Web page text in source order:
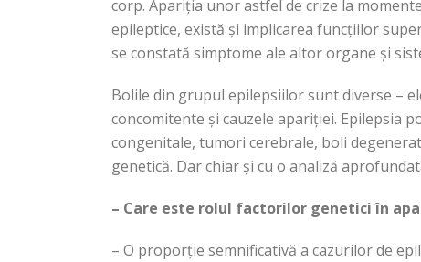
corp. Apariția unor astfel de crize la
epileptice, există și implicarea funcțiilor
se constată simptome ale altor organe și
Bolile din grupul epilepsiilor sunt diverse –
concomitente și cauzele apariției. Epilepsia
congenitale, tumori cerebrale, boli
genetică. Dar chiar și cu o analiză
– Care este rolul factorilor genetici în
– O proporție semnificativă a cazurilor de